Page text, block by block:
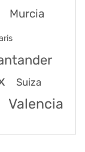
Murcia
Suiza
Valencia